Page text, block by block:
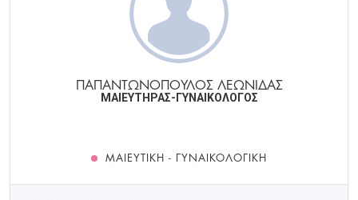
ΠΑΠΑΝΤΩΝΟΠΟΥΛΟΣ ΛΕΩΝΙΔΑΣ
ΜΑΙΕΥΤΗΡΑΣ-ΓΥΝΑΙΚΟΛΟΓΟΣ
ΜΑΙΕΥΤΙΚΉ - ΓΥΝΑΙΚΟΛΟΓΙΚΉ